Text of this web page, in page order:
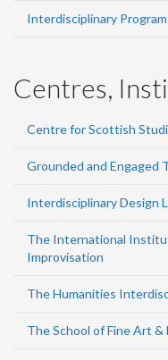
Interdisciplinary
Centres,
Centre for Scottish
Grounded and Engaged
Interdisciplinary Design
The International
Improvisation
The Humanities
The School of Fine Art